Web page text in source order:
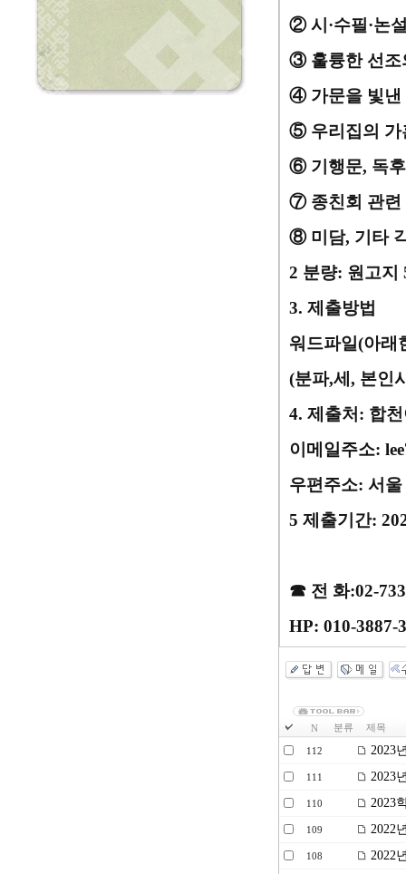
②시 ·수필 ·논
③ 훌륭한 선조
④ 가문을 빛
⑤ 우리집의 가
⑥ 기행문, 독
⑦ 종친회 관
⑧ 미담, 기타
2 분량: 원고지
3. 제출방법
워드파일(아래
(분파,세 , 본인
4. 제출처 : 합
이메일주소:
우편주소: 서
5 제출기간:
☎ 전 화:02-
HP: 010-3887-
N 분류 제목
112 2023
111 2023
110 2023
109 2022
108 2022